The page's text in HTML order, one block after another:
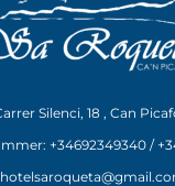
Silenci, 18 , Can
+34692349340 /